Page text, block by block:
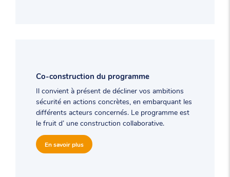
Co-construction du programme
Il convient à présent de décliner vos ambitions
sécurité en actions concrètes, en embarquant les
différents acteurs concernés. Le programme est
le fruit d’ une construction collaborative.
En savoir plus